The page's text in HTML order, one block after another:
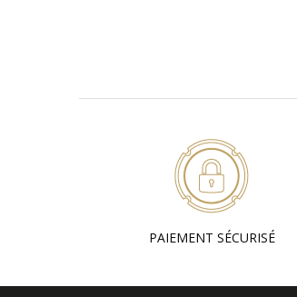
PAIEMENT SÉCURISÉ